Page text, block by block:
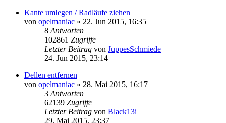
Kante umlegen / Radläufe ziehen
von opelmaniac » 22. Jun 2015, 16:35
8 Antworten
102861 Zugriffe
Letzter Beitrag von JuppesSchmiede
24. Jun 2015, 23:14
Dellen entfernen
von opelmaniac » 28. Mai 2015, 16:17
3 Antworten
62139 Zugriffe
Letzter Beitrag von Black13i
29. Mai 2015, 23:37